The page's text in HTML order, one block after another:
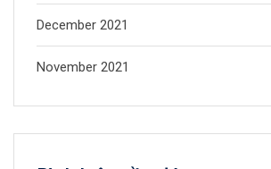
December 2021
November 2021